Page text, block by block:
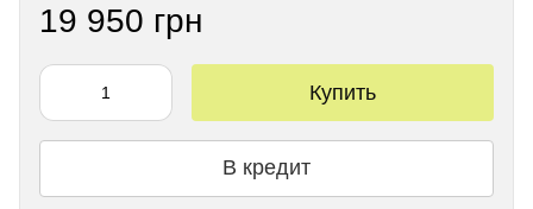
19 950 грн
Купить
В кредит